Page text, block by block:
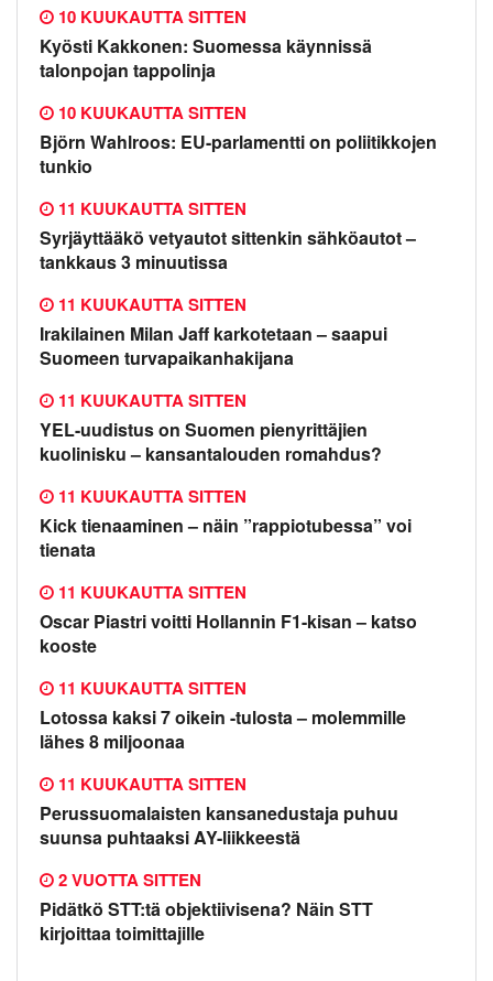
Kyösti Kakkonen: Suomessa käynnissä
talonpojan tappolinja
10 KUUKAUTTA SITTEN
Björn Wahlroos: EU-parlamentti on poliitikkojen
tunkio
10 KUUKAUTTA SITTEN
Syrjäyttääkö vetyautot sittenkin sähköautot –
tankkaus 3 minuutissa
11 KUUKAUTTA SITTEN
Irakilainen Milan Jaff karkotetaan – saapui
Suomeen turvapaikanhakijana
11 KUUKAUTTA SITTEN
YEL-uudistus on Suomen pienyrittäjien
kuolinisku – kansantalouden romahdus?
11 KUUKAUTTA SITTEN
Kick tienaaminen – näin ”rappiotubessa” voi
tienata
11 KUUKAUTTA SITTEN
Oscar Piastri voitti Hollannin F1-kisan – katso
kooste
11 KUUKAUTTA SITTEN
Lotossa kaksi 7 oikein -tulosta – molemmille
lähes 8 miljoonaa
11 KUUKAUTTA SITTEN
Perussuomalaisten kansanedustaja puhuu
suunsa puhtaaksi AY-liikkeestä
11 KUUKAUTTA SITTEN
Pidätkö STT:tä objektiivisena? Näin STT
kirjoittaa toimittajille
2 VUOTTA SITTEN